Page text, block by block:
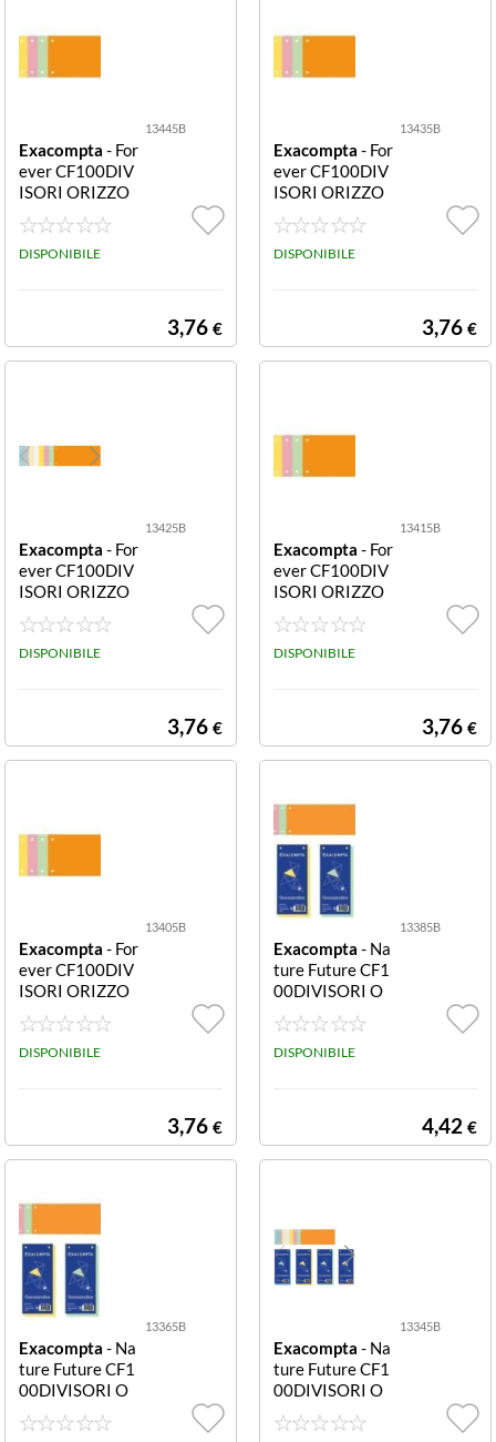
13445B
Exacompta - For
ever CF100DIV
ISORI ORIZZO
NTALI2F 13445
B Realizzate in c
artoncino 200
DISPONIBILE
3,76 €
13435B
Exacompta - For
ever CF100DIV
ISORI ORIZZO
NTALI2F 13435
B Realizzate in c
artoncino 200
DISPONIBILE
3,76 €
13425B
Exacompta - For
ever CF100DIV
ISORI ORIZZO
NTALI2F 13425
B Realizzate in c
artoncino 200
DISPONIBILE
3,76 €
13415B
Exacompta - For
ever CF100DIV
ISORI ORIZZO
NTALI2F 13415
B Realizzate in c
artoncino 200
DISPONIBILE
3,76 €
13405B
Exacompta - For
ever CF100DIV
ISORI ORIZZO
NTALI2F BIANC
O 13405B CF1
00DIVISORI O
DISPONIBILE
3,76 €
13385B
Exacompta - Na
ture Future CF1
00DIVISORI O
RIZZONTALI G
RIGI 13385B C
F100DIVISORI
DISPONIBILE
4,42 €
13365B
Exacompta - Na
ture Future CF1
00DIVISORI O
RIZZONTALI A
RANCIO 13365
13345B
Exacompta - Na
ture Future CF1
00DIVISORI O
RIZZONTALI V
ERDI 13345B C